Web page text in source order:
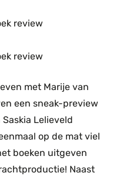
met Marije van
een sneak-preview
Lelieveld
op de mat viel
boeken uitgeven
Naast